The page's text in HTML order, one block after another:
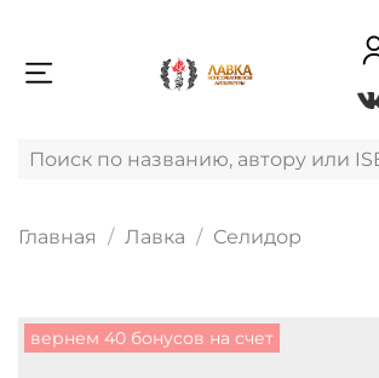
Главная Лавка Селидор
вернем 40 бонусов на счет